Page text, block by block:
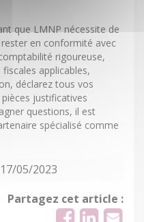
que LMNP nécessite de
en conformité avec
rigoureuse,
applicables,
déclarez tous vos
justificatives
questions, il est
spécialisé comme
05/2023
Partagez cet article :